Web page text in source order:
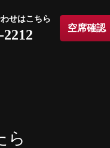
せはこちら
2212 空席確認
ら